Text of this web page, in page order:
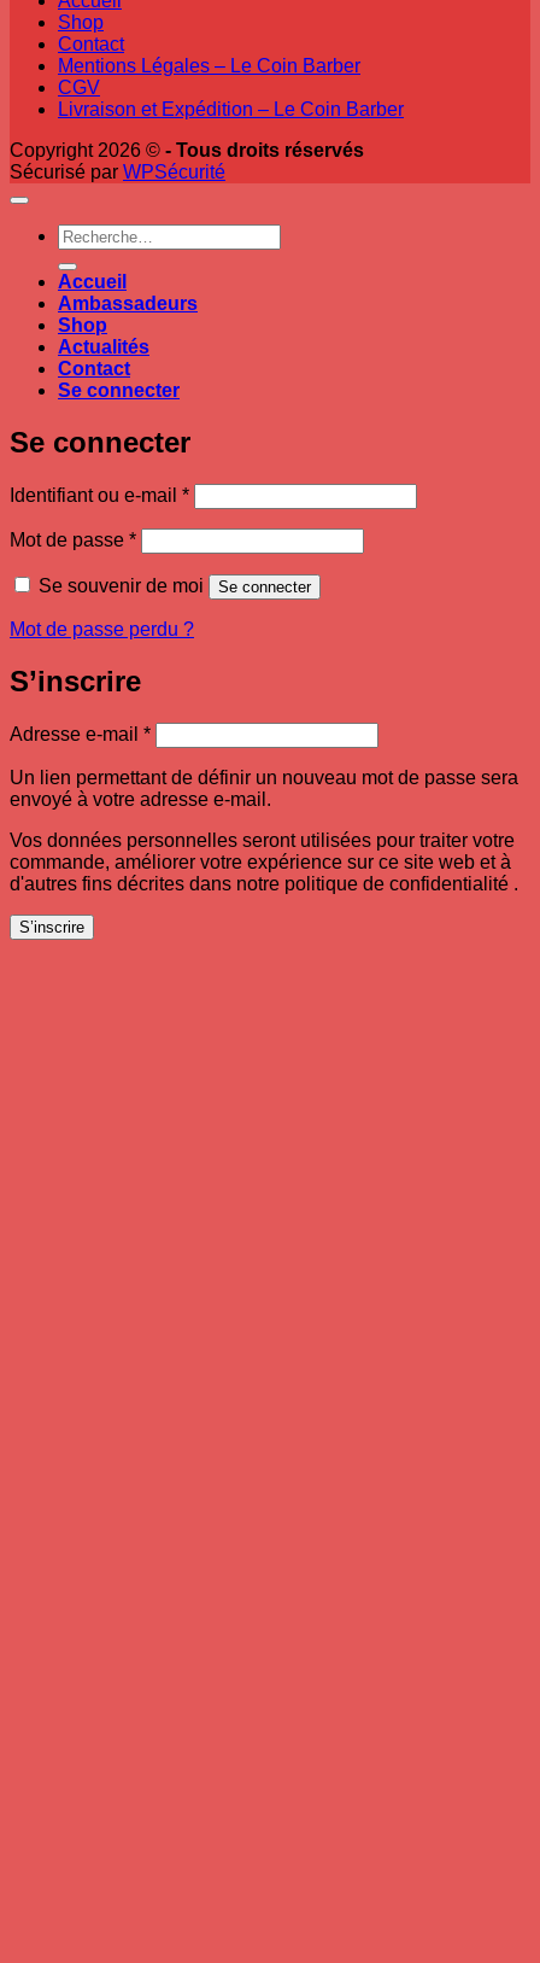
Shop
Contact
Mentions Légales – Le Coin Barber
CGV
Livraison et Expédition – Le Coin Barber
Copyright 2026 © - Tous droits réservés
Sécurisé par WPSécurité
Recherche
pour :
Accueil
Ambassadeurs
Shop
Actualités
Contact
Se connecter
Se connecter
Identifiant ou e-mail *Obligatoire
Mot de passe *Obligatoire
Se souvenir de moi Se connecter
Mot de passe perdu ?
S’inscrire
Adresse e-mail *Obligatoire
Un lien permettant de définir un nouveau mot de passe sera
envoyé à votre adresse e-mail.
Vos données personnelles seront utilisées pour traiter votre
commande, améliorer votre expérience sur ce site web et à
d'autres fins décrites dans notre politique de confidentialité .
S’inscrire